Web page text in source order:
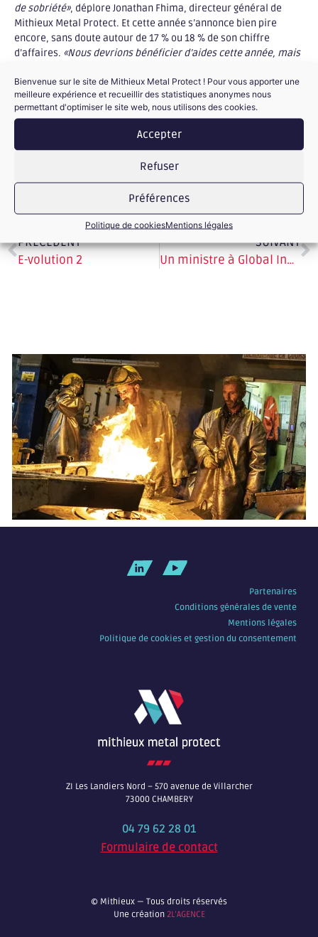
Bienvenue sur le site de Mithieux Metal Protect ! Pour vous apporter une
meilleure expérience et recueillir des statistiques anonymes nous
permettant d'optimiser le site web, nous utilisons des cookies.
Accepter
Refuser
Préférences
Politique de cookiesMentions légales
de sobriété», déplore Jonathan Fhima, directeur général de
Mithieux Metal Protect. Et cette année s’annonce bien pire
encore, sans doute autour de 17 % ou 18 % de son chiffre
d’affaires. «Nous devrions bénéficier d’aides cette année, mais
représenter»,précise Jonathan Fhima.
L’articlecomplet à lire dans Le Figaro, écrit par Elsa Bembaron
et Emmanuelle Egloff.
PRÉCÉDENT
E-volution 2
SUIVANT
Un ministre à Global Industrie Lyon
© Mithieux — Tous droits réservés
Une création 2L’AGENCE
ZI Les Landiers Nord – 570 avenue de Villarcher
73000 CHAMBERY
04 79 62 28 01
Formulaire de contact
Partenaires
Conditions générales de vente
Mentions légales
Politique de cookies et gestion du consentement